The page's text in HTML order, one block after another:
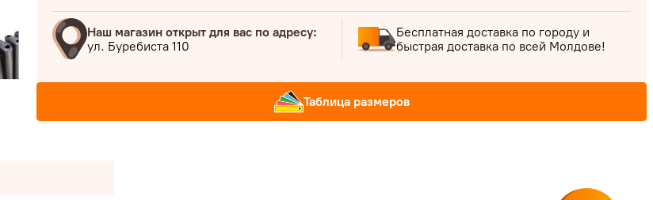
Наш магазин открыт для вас по адресу:
ул. Буребиста 110
Бесплатная доставка по городу и
быстрая доставка по всей Молдове!
Таблица размеров